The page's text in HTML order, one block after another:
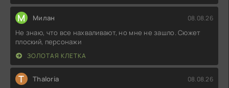
М Милан 08.08.26
Не знаю, что все нахваливают, но мне не зашло. Сюжет
плоский, персонажи
ЗОЛОТАЯ КЛЕТКА
T Thaloria 08.08.26